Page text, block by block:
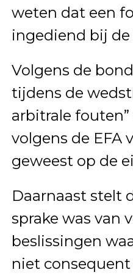
weten dat een
ingediend bij de
Volgens de
tijdens de
arbitrale
volgens de EFA
geweest op de
Daarnaast stelt
sprake was van
beslissingen
niet